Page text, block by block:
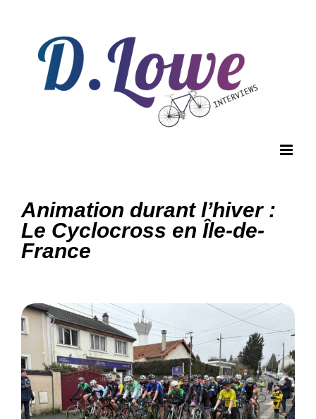
contenu
Animation durant l’hiver :
Le Cyclocross en Île-de-
France
View
Larger
Image